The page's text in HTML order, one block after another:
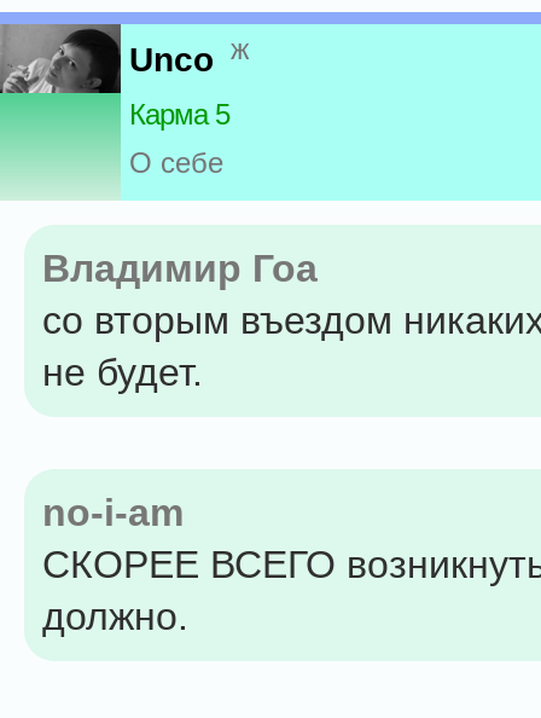
Unco ж
Карма 5
О себе
Владимир Гоа
со вторым въездом
не будет.
no-i-am
СКОРЕЕ ВСЕГО
должно.